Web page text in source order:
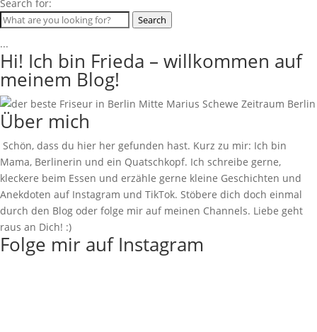
Search for:
Search
...
Hi! Ich bin Frieda – willkommen auf
meinem Blog!
Über mich
Schön, dass du hier her gefunden hast. Kurz zu mir: Ich bin
Mama, Berlinerin und ein Quatschkopf. Ich schreibe gerne,
kleckere beim Essen und erzähle gerne kleine Geschichten und
Anekdoten auf Instagram und TikTok. Stöbere dich doch einmal
durch den Blog oder folge mir auf meinen Channels. Liebe geht
raus an Dich! :)
Folge mir auf Instagram